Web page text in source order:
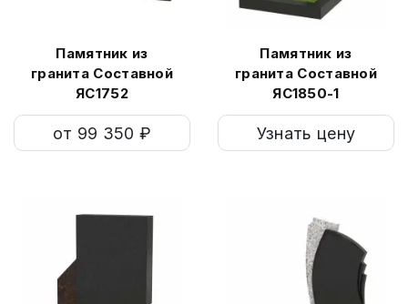
Памятник из
гранита Составной
ЯС1752
от 99 350 ₽
Памятник из
гранита Составной
ЯС1850-1
Узнать цену